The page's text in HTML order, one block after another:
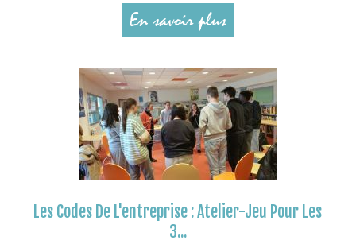
En savoir plus
Les Codes De L'entreprise : Atelier-Jeu Pour Les
3...